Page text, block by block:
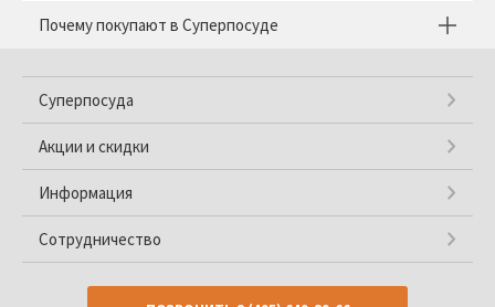
Почему покупают в Суперпосуде
Суперпосуда
Акции и скидки
Информация
Сотрудничество